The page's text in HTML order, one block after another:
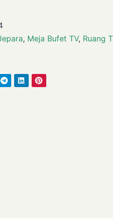
, Meja Bufet TV, Ruang